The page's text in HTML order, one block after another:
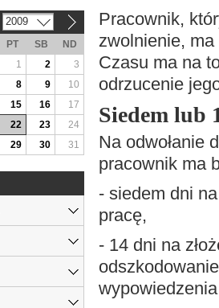
Pracownik,
zwolnienie, ma
Czasu ma na
odrzucenie
Siedem lub
Na odwołanie
pracownik ma
- siedem dni
pracę,
- 14 dni na
2009
PT SB
ND
1
2
3
8 9
10
15 16
17
22 23
24
29 30 31